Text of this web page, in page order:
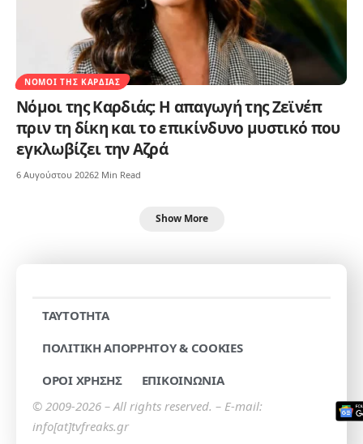
ΝΌΜΟΙ ΤΗΣ ΚΑΡΔΙΆΣ
Νόμοι της Καρδιάς: Η απαγωγή της Ζεϊνέπ
πριν τη δίκη και το επικίνδυνο μυστικό που
εγκλωβίζει την Αζρά
6 Αυγούστου 20262 Min Read
Show More
TAYTOTHTA
ΠΟΛΙΤΙΚΗ ΑΠΟΡΡΗΤΟΥ & COOKIES
ΟΡΟΙ ΧΡΗΣΗΣ
ΕΠΙΚΟΙΝΩΝΙΑ
© 2009-2026 – All rights reserved. – E-mail:
info[at]tvfreaks.gr